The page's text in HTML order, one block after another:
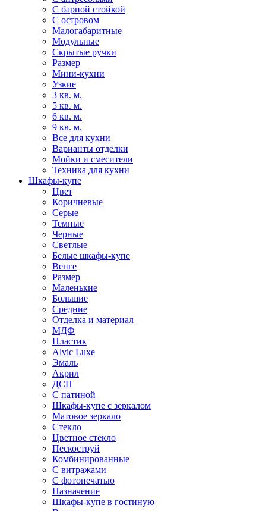
С барной стойкой
С островом
Малогабаритные
Модульные
Скрытые ручки
Размер
Мини-кухни
Узкие
3 кв. м.
5 кв. м.
6 кв. м.
9 кв. м.
Все для кухни
Варианты отделки
Мойки и смесители
Техника для кухни
Шкафы-купе
Цвет
Коричневые
Серые
Темные
Черные
Светлые
Белые шкафы-купе
Венге
Размер
Маленькие
Большие
Средние
Отделка и материал
МДФ
Пластик
Alvic Luxe
Эмаль
Акрил
ДСП
С патиной
Шкафы-купе с зеркалом
Матовое зеркало
Стекло
Цветное стекло
Пескоструй
Комбинированные
С витражами
С фотопечатью
Назначение
Шкафы-купе в гостиную